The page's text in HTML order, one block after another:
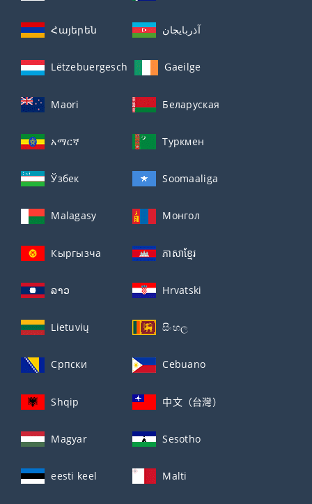
Հայերեն آذربايجان
Lëtzebuergesch Gaeilge
Maori Беларуская
አማርኛ Туркмен
Ўзбек Soomaaliga
Malagasy Монгол
Кыргызча ភាសាខ្មែរ
ລາວ Hrvatski
Lietuvių සිංහල
Српски Cebuano
Shqip 中文（台灣）
Magyar Sesotho
eesti keel Malti